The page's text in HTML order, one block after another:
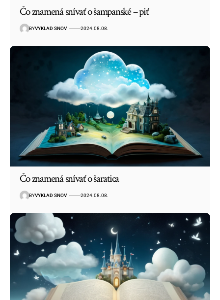
Čo znamená snívať o šampanské – piť
BYVYKLAD SNOV 2024.08.08.
Čo znamená snívať o šaratica
BYVYKLAD SNOV 2024.08.08.